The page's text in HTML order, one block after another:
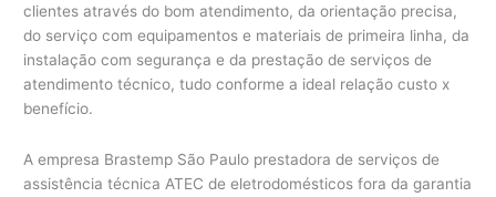
clientes através do bom atendimento, da orientação precisa,
do serviço com equipamentos e materiais de primeira linha, da
instalação com segurança e da prestação de serviços de
atendimento técnico, tudo conforme a ideal relação custo x
benefício.
A empresa Brastemp São Paulo prestadora de serviços de
assistência técnica ATEC de eletrodomésticos fora da garantia